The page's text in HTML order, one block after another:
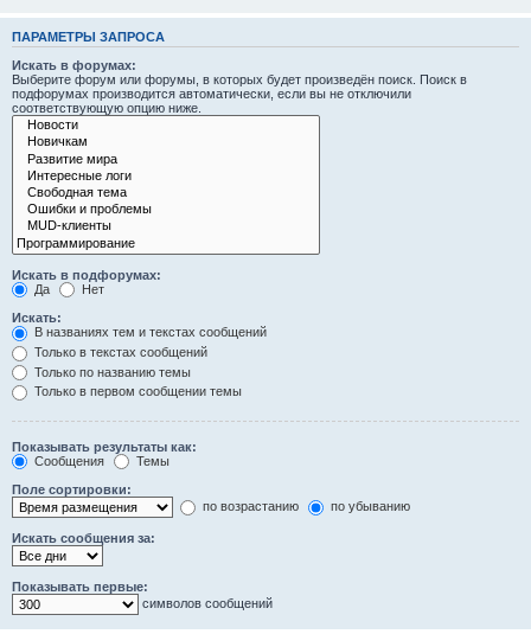
ПАРАМЕТРЫ ЗАПРОСА
Искать в форумах:
Выберите форум или форумы, в которых будет произведён поиск. Поиск в
подфорумах производится автоматически, если вы не отключили
соответствующую опцию ниже.
Искать в подфорумах:
Да
Нет
Искать:
В названиях тем и текстах сообщений
Только в текстах сообщений
Только по названию темы
Только в первом сообщении темы
Показывать результаты как:
Сообщения
Темы
Поле сортировки:
по возрастанию
по убыванию
Искать сообщения за:
Показывать первые:
символов сообщений